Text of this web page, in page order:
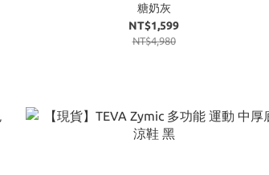
糖奶灰
NT$1,599
NT$4,980